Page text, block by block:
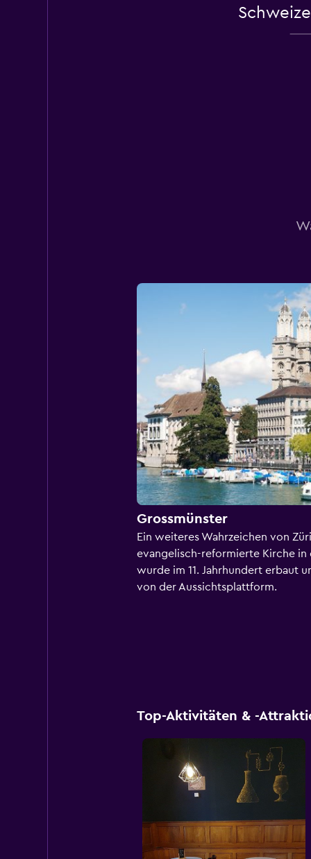
Grossmünster
Ein weiteres Wahrzeichen von
evangelisch-reformierte Kirche in
wurde im 11. Jahrhundert erbaut
von der Aussichtsplattform.
Top-Aktivitäten & -